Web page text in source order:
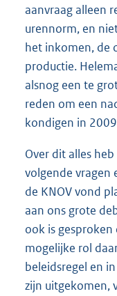
aanvraag alleen
urennorm, en
het inkomen, de
productie.
alsnog een te
reden om een
kondigen in
Over dit alles
volgende vragen
de KNOV vond
aan ons grote
ook is
mogelijke rol
beleidsregel en
zijn uitgekomen,